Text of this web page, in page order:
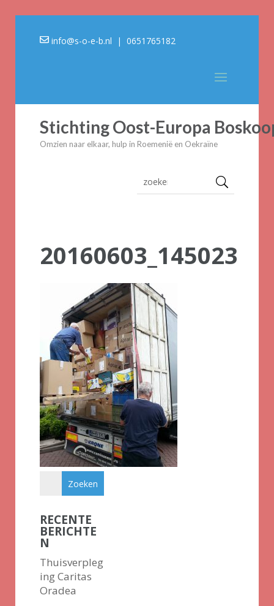
info@s-o-e-b.nl | 0651765182
Stichting Oost-Europa
Omzien naar elkaar, hulp in Roemenië en Oekraïne
20160603_145023
RECENTE
BERICHTE
N
Thuisverpleg
ing Caritas
Oradea